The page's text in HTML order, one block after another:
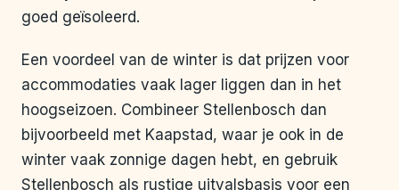
goed geïsoleerd.
Een voordeel van de winter is dat prijzen voor
accommodaties vaak lager liggen dan in het
hoogseizoen. Combineer Stellenbosch dan
bijvoorbeeld met Kaapstad, waar je ook in de
winter vaak zonnige dagen hebt, en gebruik
Stellenbosch als rustige uitvalsbasis voor een